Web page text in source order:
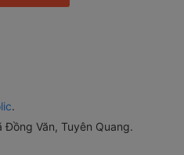
.
Đồng Văn, Tuyên Quang.